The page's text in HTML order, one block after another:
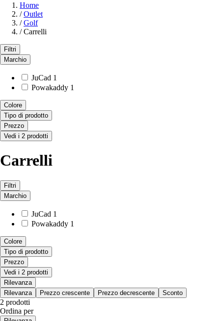
Home
/ Outlet
/ Golf
/ Carrelli
Filtri
Marchio
JuCad 1
Powakaddy 1
Colore
Tipo di prodotto
Prezzo
Vedi i 2 prodotti
Carrelli
Filtri
Marchio
JuCad 1
Powakaddy 1
Colore
Tipo di prodotto
Prezzo
Vedi i 2 prodotti
Rilevanza
Rilevanza
Prezzo crescente Prezzo decrescente Sconto
2 prodotti
Ordina per